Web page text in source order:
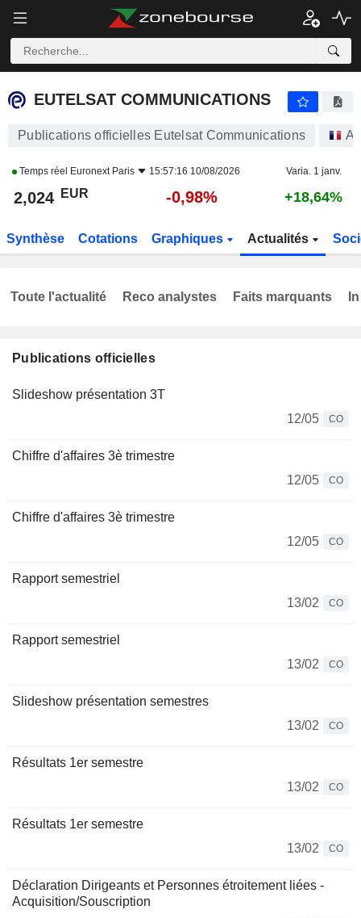
EUTELSAT COMMUNICATIONS
EUTELSAT COMMUNICATIONS
Publications officielles Eutelsat Communications
Temps réel Euronext Paris 15:57:16 10/08/2026 Varia. 1 janv.
2,024 EUR -0,98% +18,64%
Synthèse Cotations Graphiques Actualités
Publications officielles
Slideshow présentation 3T
12/05
CO
Chiffre d'affaires 3è trimestre
12/05
CO
Chiffre d'affaires 3è trimestre
12/05
CO
Rapport semestriel
13/02
CO
Rapport semestriel
13/02
CO
Slideshow présentation semestres
13/02
CO
Résultats 1er semestre
13/02
CO
Résultats 1er semestre
13/02
CO
Déclaration Dirigeants et Personnes étroitement liées -
Acquisition/Souscription
Toute l'actualité Reco analystes Faits marquants